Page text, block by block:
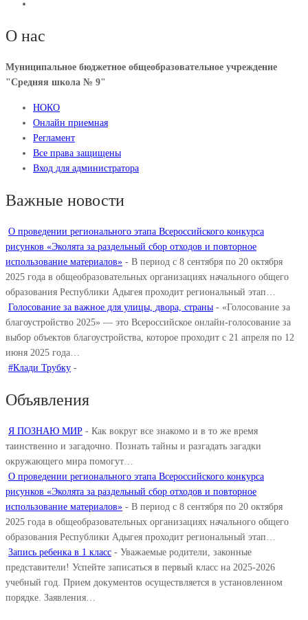
О нас
Муниципальное бюджетное общеобразовательное учреждение
"Средняя школа № 9"
НОКО
Онлайн приемная
Регламент
Все права защищены
Вход для администратора
Важные новости
О проведении регионального этапа Всероссийского конкурса
рисунков «Эколята за раздельный сбор отходов и повторное
использование материалов» - В период с 8 сентября по 20 октября
2025 года в общеобразовательных организациях начального общего
образования Республики Адыгея проходит региональный этап…
Голосование за важное для улицы, двора, страны - «Голосование за
благоустройство 2025» — это Всероссийское онлайн-голосование за
выбор объектов благоустройства, которое проходит с 21 апреля по 12
июня 2025 года…
#Клади Трубку -
Объявления
Я ПОЗНАЮ МИР - Как вокруг все знакомо и в то же время
таинственно и загадочно. Познать тайны и разгадать загадки
окружающего мира помогут…
О проведении регионального этапа Всероссийского конкурса
рисунков «Эколята за раздельный сбор отходов и повторное
использование материалов» - В период с 8 сентября по 20 октября
2025 года в общеобразовательных организациях начального общего
образования Республики Адыгея проходит региональный этап…
Запись ребенка в 1 класс - Уважаемые родители, законные
представители! Успейте записаться в первый класс на 2025-2026
учебный год. Прием документов осуществляется в установленном
порядке. Заявления…